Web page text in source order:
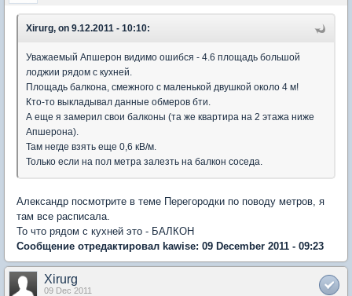
Xirurg, on 9.12.2011 - 10:10:
Уважаемый Апшерон видимо ошибся - 4.6 площадь большой
лоджии рядом с кухней.
Площадь балкона, смежного с маленькой двушкой около 4 м!
Кто-то выкладывал данные обмеров бти.
А еще я замерил свои балконы (та же квартира на 2 этажа ниже
Апшерона).
Там негде взять еще 0,6 кВ/м.
Только если на пол метра залезть на балкон соседа.
Александр посмотрите в теме Перегородки по поводу метров, я
там все расписала.
То что рядом с кухней это - БАЛКОН
Сообщение отредактировал kawise: 09 December 2011 - 09:23
Xirurg
09 Dec 2011